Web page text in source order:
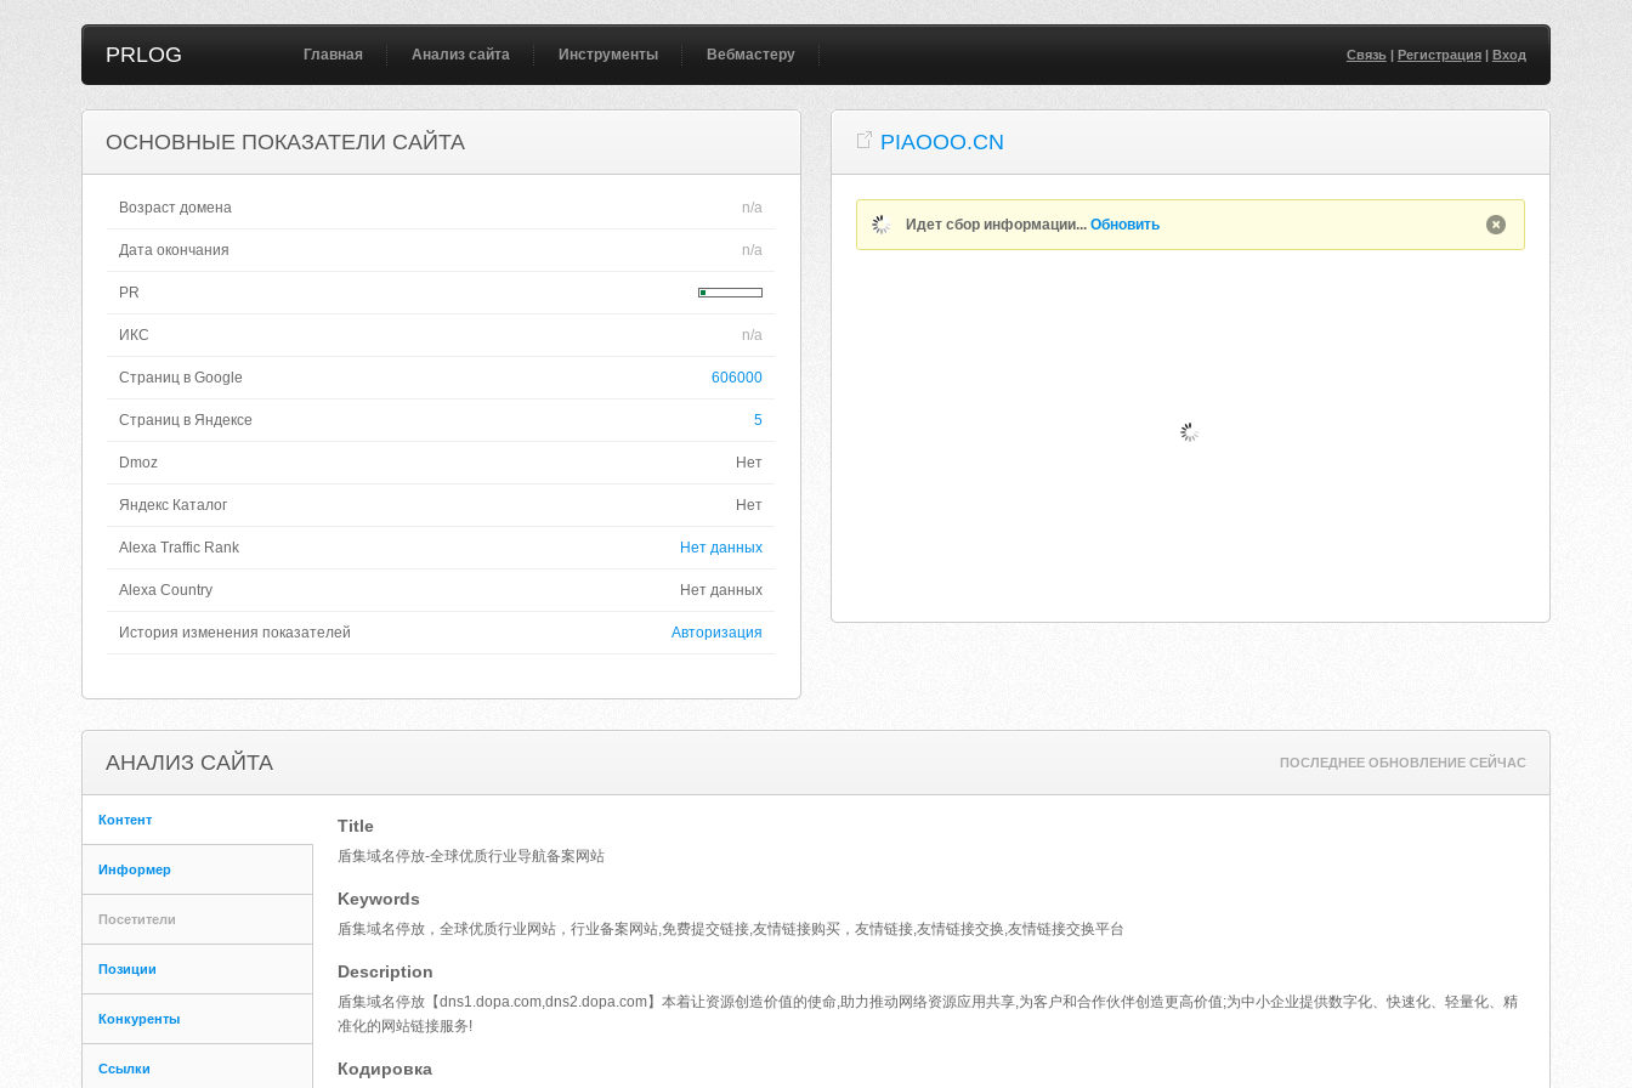
PRLOG Главная Анализ сайта Инструменты Вебмастеру Связь| Регистрация| Вход
ОСНОВНЫЕ ПОКАЗАТЕЛИ САЙТА
Возраст домена n/a
Дата окончания n/a
PR
ИКС n/a
Страниц в Google 606000
Страниц в Яндексе 5
Dmoz Нет
Яндекс Каталог Нет
Alexa Traffic Rank Нет данных
Alexa Country Нет данных
История изменения показателей Авторизация
PIAOOO.CN
Идет сбор информации...Обновить
АНАЛИЗ САЙТА ПОСЛЕДНЕЕ ОБНОВЛЕНИЕ СЕЙЧАС
Контент
Информер
Посетители
Позиции
Конкуренты
Ссылки
Title
盾集域名停放-全球优质行业导航备案网站
Keywords
盾集域名停放，全球优质行业网站，行业备案网站,免费提交链接,友情链接购买，友情链接,友情链接交换,友情链接交换平台
Description
盾集域名停放【dns1.dopa.com,dns2.dopa.com】本着让资源创造价值的使命,助力推动网络资源应用共享,为客户和合作伙伴创造更高价值;为中小企业提供数字化、快速化、轻量化、精
准化的网站链接服务!
Кодировка